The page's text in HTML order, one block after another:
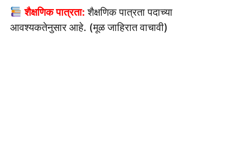
शैक्षणिक पात्रता: शैक्षणिक पात्रता पदाच्या
आवश्यकतेनुसार आहे. (मूळ जाहिरात वाचावी)